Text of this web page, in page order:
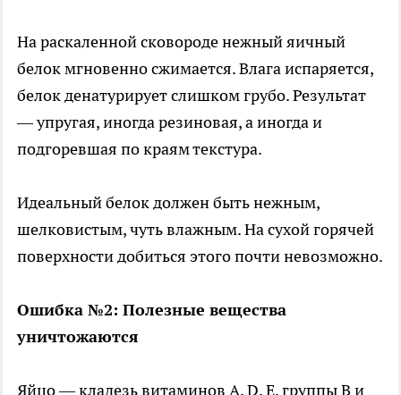
На раскаленной сковороде нежный яичный
белок мгновенно сжимается. Влага испаряется,
белок денатурирует слишком грубо. Результат
— упругая, иногда резиновая, а иногда и
подгоревшая по краям текстура.
Идеальный белок должен быть нежным,
шелковистым, чуть влажным. На сухой горячей
поверхности добиться этого почти невозможно.
Ошибка №2: Полезные вещества
уничтожаются
Яйцо — кладезь витаминов A, D, E, группы B и